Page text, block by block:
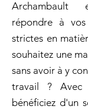
répondre à
strictes en
souhaitez une
sans avoir à y
travail ? Avec
bénéficiez d'un